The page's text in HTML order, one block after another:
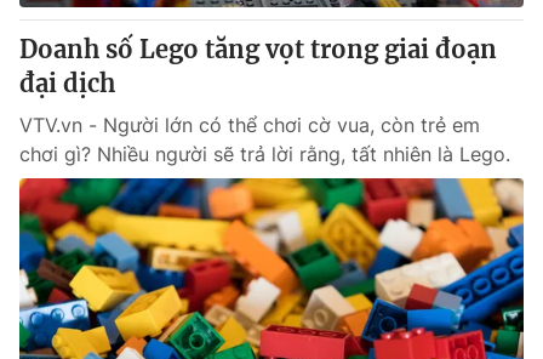
Doanh số Lego tăng vọt trong giai đoạn
đại dịch
VTV.vn - Người lớn có thể chơi cờ vua, còn trẻ em
chơi gì? Nhiều người sẽ trả lời rằng, tất nhiên là Lego.